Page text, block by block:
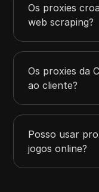
Os proxies
web scraping?
Os proxies da
ao cliente?
Posso usar
jogos online?